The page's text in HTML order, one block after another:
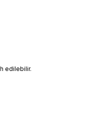
edilebilir.